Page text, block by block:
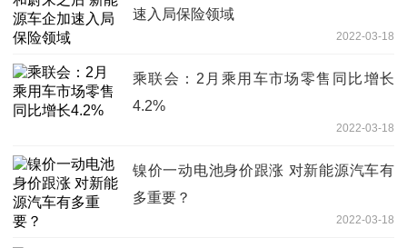
速入局保险领域
2022-03-18
乘联会：2月乘用车市场零售同比增长
4.2%
2022-03-18
镍价一动电池身价跟涨 对新能源汽车有
多重要？
2022-03-18